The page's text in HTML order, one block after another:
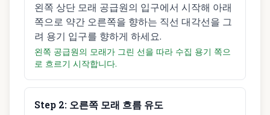
왼쪽 상단 모래 공급원의 입구에서 시작해 아래
쪽으로 약간 오른쪽을 향하는 직선 대각선을 그
려 용기 입구를 향하게 하세요.
왼쪽 공급원의 모래가 그린 선을 따라 수집 용기 쪽으
로 흐르기 시작합니다.
Step 2: 오른쪽 모래 흐름 유도